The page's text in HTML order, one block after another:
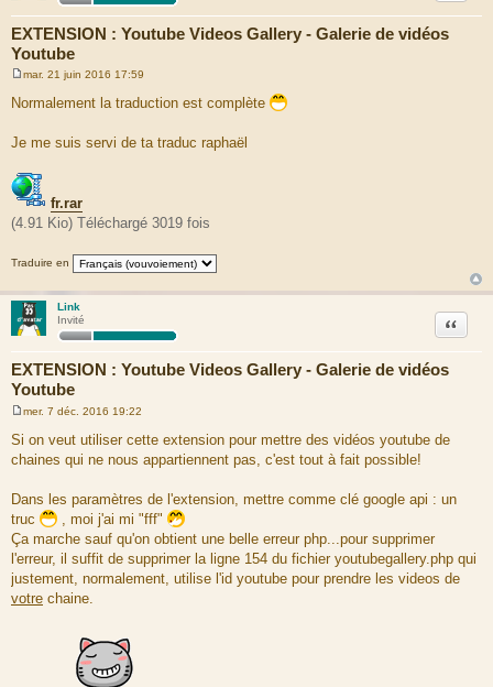
EXTENSION : Youtube Videos Gallery - Galerie de vidéos
Youtube
e
s
a
g
mar. 21 juin 2016 17:59
Normalement la traduction est complète
Je me suis servi de ta traduc raphaël
fr.rar
(4.91 Kio) Téléchargé 3019 fois
Traduire en
Link
Invité
EXTENSION : Youtube Videos Gallery - Galerie de vidéos
Youtube
Citation
s
e
mer. 7 déc. 2016 19:22
Si on veut utiliser cette extension pour mettre des vidéos youtube de
chaines qui ne nous appartiennent pas, c'est tout à fait possible!
Dans les paramètres de l'extension, mettre comme clé google api : un
truc
, moi j'ai mi "fff"
Ça marche sauf qu'on obtient une belle erreur php...pour supprimer
l'erreur, il suffit de supprimer la ligne 154 du fichier youtubegallery.php qui
justement, normalement, utilise l'id youtube pour prendre les videos de
votre chaine.